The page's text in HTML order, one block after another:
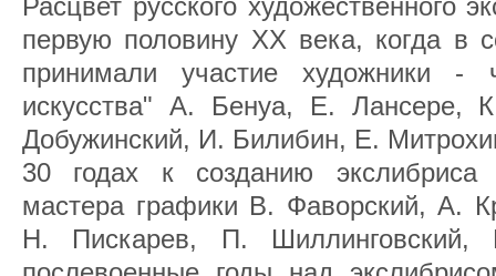
Расцвет русского художественного
первую половину XX века, когда в
принимали участие художники
искусства" А. Бенуа, Е. Лансере,
Добужинский, И. Билибин, Е.
30 годах к созданию
мастера графики В. Фаворский, А.
Н. Пискарев, П.